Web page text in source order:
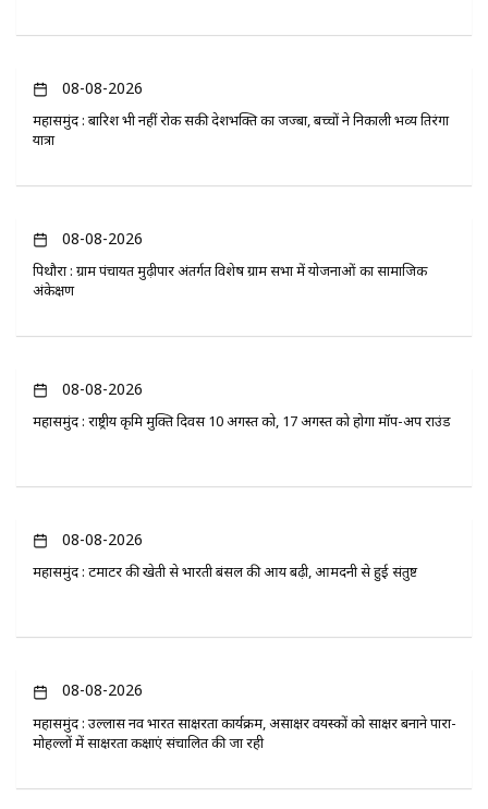
08-08-2026
महासमुंद : बारिश भी नहीं रोक सकी देशभक्ति का जज्बा, बच्चों ने निकाली भव्य तिरंगा
यात्रा
08-08-2026
पिथौरा : ग्राम पंचायत मुढ़ीपार अंतर्गत विशेष ग्राम सभा में योजनाओं का सामाजिक
अंकेक्षण
08-08-2026
महासमुंद : राष्ट्रीय कृमि मुक्ति दिवस 10 अगस्त को, 17 अगस्त को होगा मॉप-अप राउंड
08-08-2026
महासमुंद : टमाटर की खेती से भारती बंसल की आय बढ़ी, आमदनी से हुई संतुष्ट
08-08-2026
महासमुंद : उल्लास नव भारत साक्षरता कार्यक्रम, असाक्षर वयस्कों को साक्षर बनाने पारा-
मोहल्लों में साक्षरता कक्षाएं संचालित की जा रही